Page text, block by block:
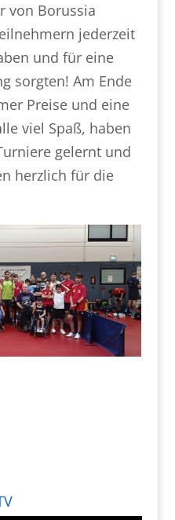
von Borussia
jederzeit
und für eine
sorgten! Am Ende
Preise und eine
viel Spaß, haben
gelernt und
herzlich für die